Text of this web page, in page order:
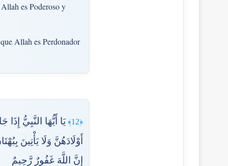
es Poderoso y
Allah es Perdonador
﴿12﴾
يَا أَيُّهَا النَّبِيُّ
أَوْلَادَهُنَّ وَلَا يَأْتِينَ
إِنَّ اللَّهَ غَفُورٌ رَّحِيمٌ